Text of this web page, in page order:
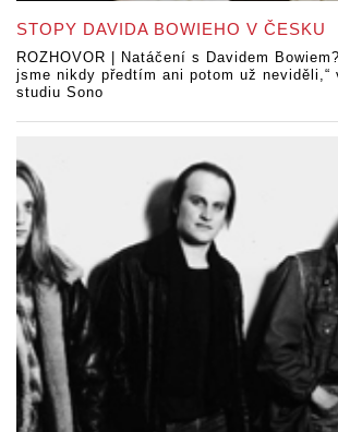
STOPY DAVIDA BOWIEHO V ČESKU
ROZHOVOR | Natáčení s Davidem
jsme nikdy předtím ani potom už neviděli,“
studiu Sono